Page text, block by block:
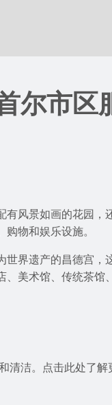
尔市区
风景如画的花园，
物和娱乐设施。
界遗产的昌德宫，
美术馆、传统茶馆
清洁。点击此处了解